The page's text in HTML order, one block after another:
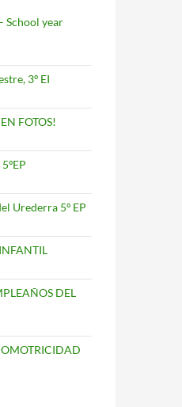
School year
3º EI
FOTOS!
Urederra 5º EP
DEL